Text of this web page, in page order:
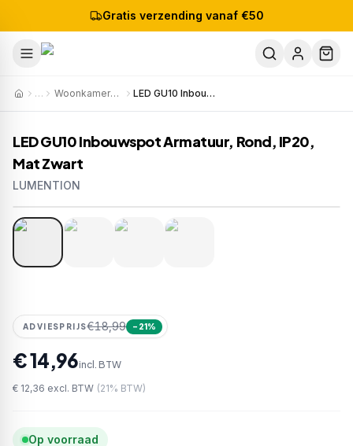
Gratis verzending vanaf €50
… Woonkamerverlichting LED GU10 Inbouwspot Armatuur, Rond, IP20, Mat Zwart
LED GU10 Inbouwspot Armatuur, Rond, IP20,
Mat Zwart
LUMENTION
Artikelnr:408-P73-3
ADVIESPRIJS€18,99 − 21%
€ 14,96incl. BTW
€ 12,36 excl. BTW (21% BTW)
Op voorraad